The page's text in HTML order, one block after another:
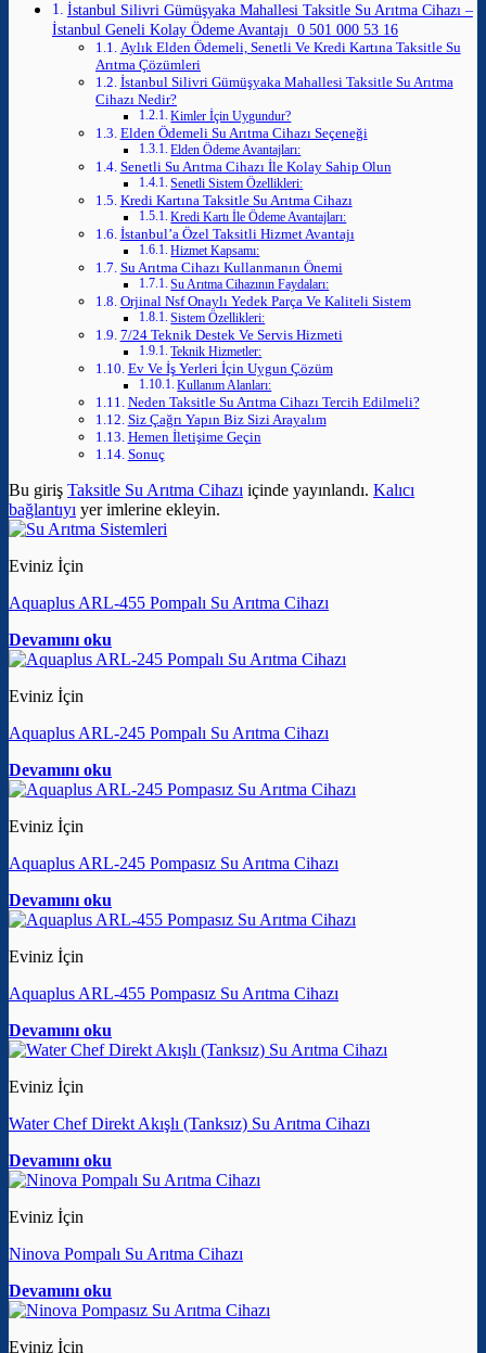
İstanbul Silivri Gümüşyaka Mahallesi Taksitle Su Arıtma Cihazı –
İstanbul Geneli Kolay Ödeme Avantajı 0 501 000 53 16
Aylık Elden Ödemeli, Senetli Ve Kredi Kartına Taksitle Su
Arıtma Çözümleri
İstanbul Silivri Gümüşyaka Mahallesi Taksitle Su Arıtma
Cihazı Nedir?
Kimler İçin Uygundur?
Elden Ödemeli Su Arıtma Cihazı Seçeneği
Elden Ödeme Avantajları:
Senetli Su Arıtma Cihazı İle Kolay Sahip Olun
Senetli Sistem Özellikleri:
Kredi Kartına Taksitle Su Arıtma Cihazı
Kredi Kartı İle Ödeme Avantajları:
İstanbul’a Özel Taksitli Hizmet Avantajı
Hizmet Kapsamı:
Su Arıtma Cihazı Kullanmanın Önemi
Su Arıtma Cihazının Faydaları:
Orjinal Nsf Onaylı Yedek Parça Ve Kaliteli Sistem
Sistem Özellikleri:
7/24 Teknik Destek Ve Servis Hizmeti
Teknik Hizmetler:
Ev Ve İş Yerleri İçin Uygun Çözüm
Kullanım Alanları:
Neden Taksitle Su Arıtma Cihazı Tercih Edilmeli?
Siz Çağrı Yapın Biz Sizi Arayalım
Hemen İletişime Geçin
Sonuç
Bu giriş Taksitle Su Arıtma Cihazı içinde yayınlandı. Kalıcı
bağlantıyı yer imlerine ekleyin.
Eviniz İçin
Aquaplus ARL-455 Pompalı Su Arıtma Cihazı
Devamını oku
Eviniz İçin
Aquaplus ARL-245 Pompalı Su Arıtma Cihazı
Devamını oku
Eviniz İçin
Aquaplus ARL-245 Pompasız Su Arıtma Cihazı
Devamını oku
Eviniz İçin
Aquaplus ARL-455 Pompasız Su Arıtma Cihazı
Devamını oku
Eviniz İçin
Water Chef Direkt Akışlı (Tanksız) Su Arıtma Cihazı
Devamını oku
Eviniz İçin
Ninova Pompalı Su Arıtma Cihazı
Devamını oku
Eviniz İçin